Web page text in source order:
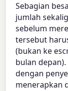
Sebagian
jumlah
sebelum
tersebut
(bukan ke
bulan
dengan
menerapkan